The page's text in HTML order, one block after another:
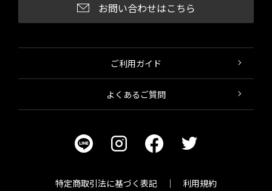
お問い合わせはこちら
ご利用ガイド
よくあるご質問
特定商取引法に基づく表記 利用規約